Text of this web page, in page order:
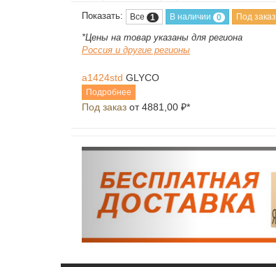
Показать: Все 1 В наличии 0 Под заказ
*Цены на товар указаны для региона
Россия и другие регионы
a1424std GLYCO
Подробнее
Под заказ от 4881,00 ₽*